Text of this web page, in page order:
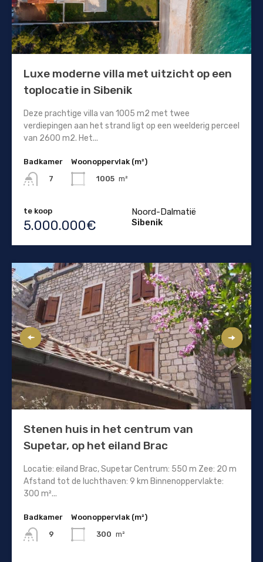
Luxe moderne villa met uitzicht op een
toplocatie in Sibenik
Deze prachtige villa van 1005 m2 met twee
verdiepingen aan het strand ligt op een weelderig perceel
van 2600 m2. Het...
Badkamer
7
Woonoppervlak (m²)
1005 m²
te koop
5.000.000€
Noord-Dalmatië
Sibenik
Stenen huis in het centrum van
Supetar, op het eiland Brac
Locatie: eiland Brac, Supetar Centrum: 550 m Zee: 20 m
Afstand tot de luchthaven: 9 km Binnenoppervlakte:
300 m²...
Badkamer
9
Woonoppervlak (m²)
300 m²